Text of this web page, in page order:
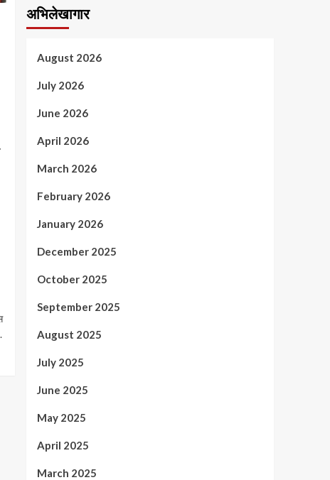
अभिलेखागार
August 2026
July 2026
June 2026
April 2026
March 2026
February 2026
January 2026
December 2025
October 2025
September 2025
August 2025
July 2025
June 2025
May 2025
April 2025
March 2025